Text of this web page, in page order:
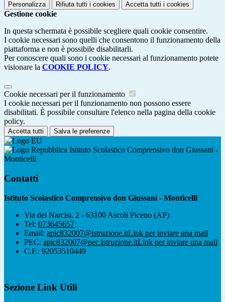
Personalizza Rifiuta tutti i cookies Accetta tutti i cookies
Gestione cookie
In questa schermata è possibile scegliere quali cookie consentire.
I cookie necessari sono quelli che consentono il funzionamento della
piattaforma e non è possibile disabilitarli.
Per conoscere quali sono i cookie necessari al funzionamento potete
visionare la COOKIE POLICY.
Cookie necessari per il funzionamento
I cookie necessari per il funzionamento non possono essere
disabilitati. È possibile consultare l'elenco nella pagina della cookie
policy.
Accetta tutti Salva le preferenze
Istituto Scolastico Comprensivo don Giussani -
Monticelli
Contatti
Istituto Scolastico Comprensivo don Giussani - Monticelli
Via dei Narcisi, 2 - 63100 Ascoli Piceno (AP)
Tel: 073645657
Email: apic832007@istruzione.itLink per inviare una mail
PEC: apic832007@pec.istruzione.itLink per inviare una mail
C.F.: 92053510449
Sezione Link Utili